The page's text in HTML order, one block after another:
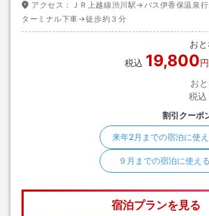
アクセス：
ＪＲ上越線渋川駅→バス伊香保温泉
ターミナル下車→徒歩約３分
お
税込 19,800円
お
税込
割引クーポ
来年2月までの宿泊に使
９月までの宿泊に使え
宿泊プランを見る